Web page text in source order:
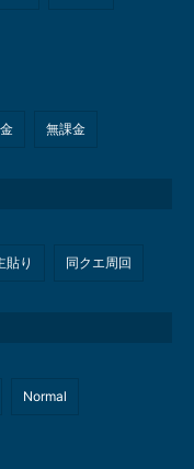
無課金
貼り 同クエ周回
Normal